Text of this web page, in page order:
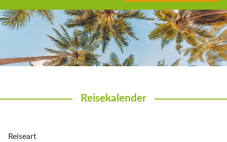
Reisekalender
Reiseart